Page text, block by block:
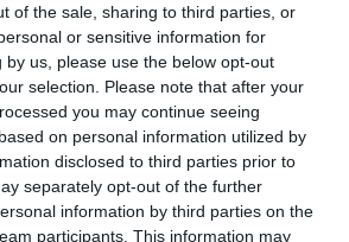
of the sale, sharing to third parties, or
or sensitive information for
by us, please use the below opt-out
selection. Please note that after your
you may continue seeing
on personal information utilized by
disclosed to third parties prior to
separately opt-out of the further
information by third parties on the
participants. This information may
RÉPONDRE
:
1 février 2021 - 1 h 40
min
est optionnelle… Et Qu’avoir
sanitaires n’est pas nouveau
déjà dans de nombreux pays où